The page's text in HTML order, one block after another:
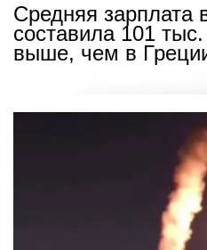
Средняя зарплата
составила 101
выше, чем в